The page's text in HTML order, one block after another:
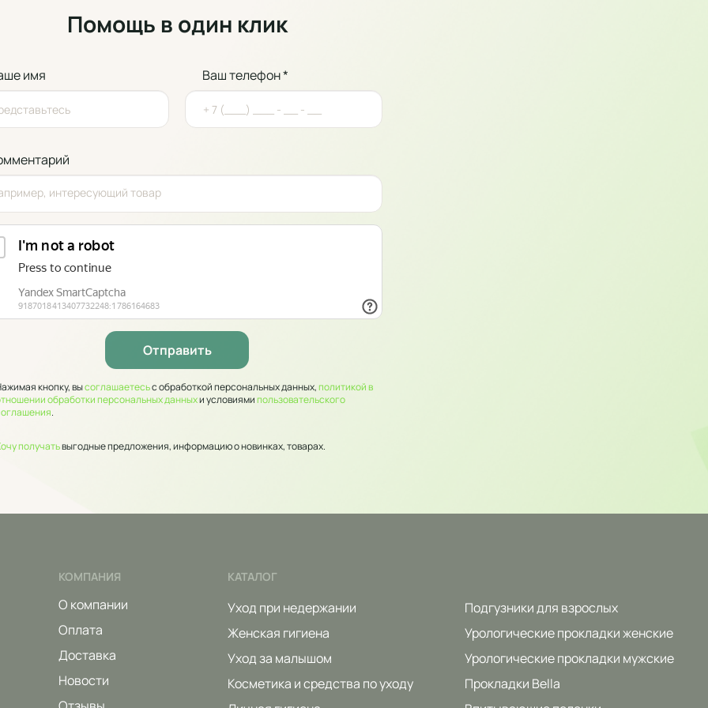
Помощь в один клик
имя Ваш телефон *
кнопку, высоглашаетесьс обработкой персональных данных,политикой в
обработки персональных данныхи условиямипользовательского
.
получатьвыгодные предложения, информацию о новинках, товарах.
КОМПАНИЯ
О компании
Оплата
Доставка
Новости
КАТАЛОГ
Уход при недержании
Женская гигиена
Уход за малышом
Косметика и средства по уходу
Подгузники для взрослых
Урологические прокладки женские
Урологические прокладки мужские
Прокладки Bella